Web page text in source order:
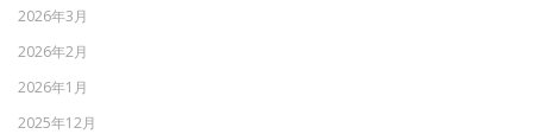
2026年3月
2026年2月
2026年1月
2025年12月